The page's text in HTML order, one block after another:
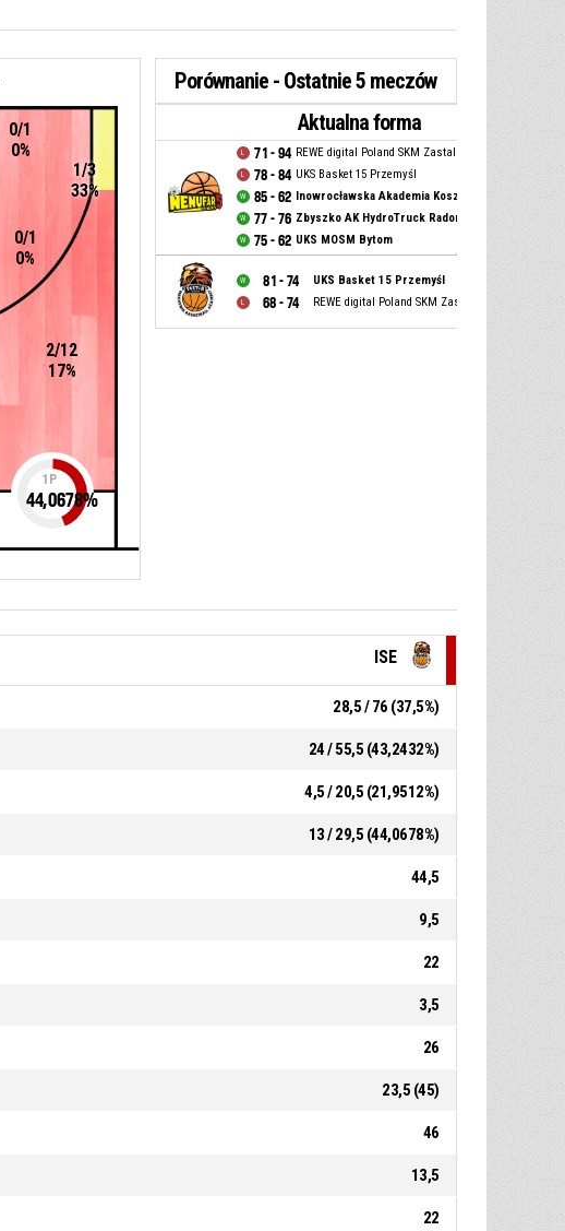
0/1
0%
0/1
0%
2/12
17%
1/3
33%
1P
44,0678%
Porównanie - Ostatnie 5 meczów
Aktualna forma
71 - 94 REWE digital Poland SKM Zastal Zielona Góra
78 - 84 UKS Basket 15 Przemyśl
85 - 62 Inowrocławska Akademia Koszykówki Kasprowicz
77 - 76 Zbyszko AK HydroTruck Radom
75 - 62 UKS MOSM Bytom
81 - 74 UKS Basket 15 Przemyśl
68 - 74 REWE digital Poland SKM Zastal Zielona Góra
ISE
28,5 / 76 (37,5%)
24 / 55,5 (43,2432%)
4,5 / 20,5 (21,9512%)
13 / 29,5 (44,0678%)
44,5
9,5
22
3,5
26
23,5 (45)
46
13,5
22